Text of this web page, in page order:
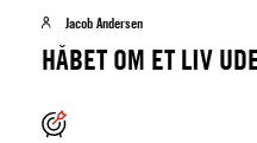
Jacob Andersen
HÅBET OM ET LIV